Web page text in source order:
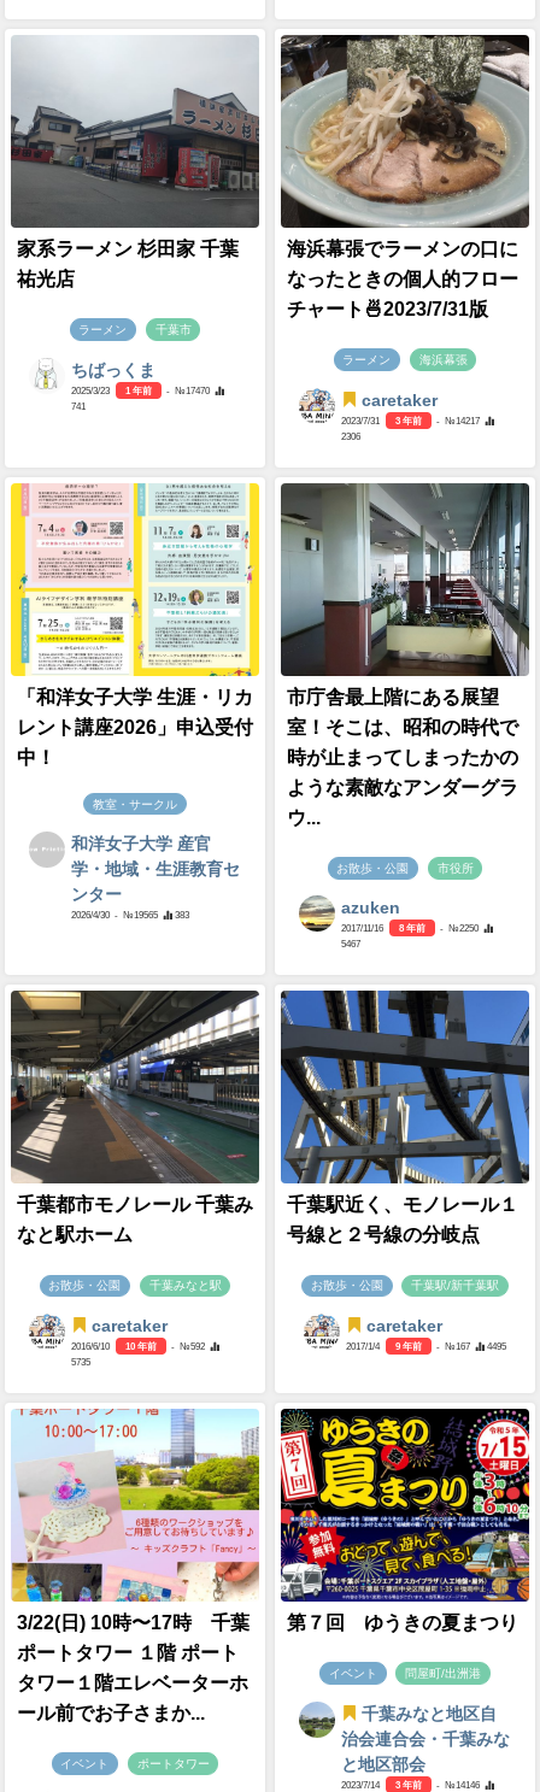
家系ラーメン 杉田家 千葉
祐光店
ラーメン 千葉市
ちばっくま
2025/3/23 1 年前
- №17470
741
海浜幕張でラーメンの口に
なったときの個人的フロー
チャート🍜2023/7/31版
ラーメン 海浜幕張
caretaker
2023/7/31 3 年前
- №14217
2306
「和洋女子大学 生涯・リカ
レント講座2026」申込受付
中！
教室・サークル
和洋女子大学 産官
学・地域・生涯教育セ
ンター
2026/4/30 - №19565 383
市庁舎最上階にある展望
室！そこは、昭和の時代で
時が止まってしまったかの
ような素敵なアンダーグラ
ウ...
お散歩・公園 市役所
azuken
2017/11/16 8 年前
- №2250
5467
千葉都市モノレール 千葉み
なと駅ホーム
お散歩・公園 千葉みなと駅
caretaker
2016/6/10 10 年前
- №592
5735
千葉駅近く、モノレール１
号線と２号線の分岐点
お散歩・公園 千葉駅/新千葉駅
caretaker
2017/1/4 9 年前 - №167 4495
3/22(日) 10時〜17時 千葉
ポートタワー １階 ポート
タワー１階エレベーターホ
ール前でお子さまか...
イベント ポートタワー
第７回 ゆうきの夏まつり
イベント 問屋町/出洲港
千葉みなと地区自
治会連合会・千葉みな
と地区部会
2023/7/14 3 年前
- №14146